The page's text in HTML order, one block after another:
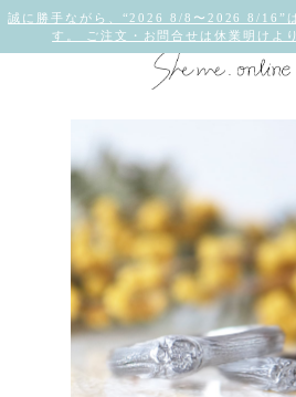
誠に勝手ながら、“2026 8/8〜2026 8/16”
す。 ご注文・お問合せは休業明けよ